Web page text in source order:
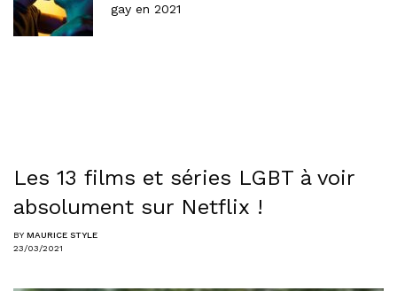
gay en 2021
Les 13 films et séries LGBT à voir
absolument sur Netflix !
BY MAURICE STYLE
23/03/2021